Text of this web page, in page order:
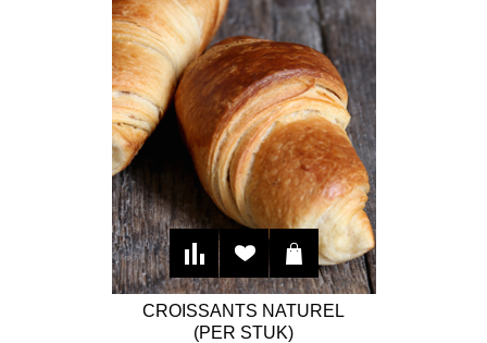
CROISSANTS NATUREL
(PER STUK)